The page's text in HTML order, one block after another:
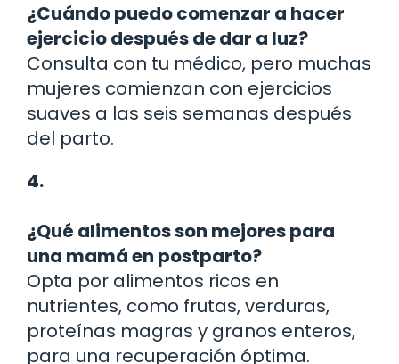
¿Cuándo puedo comenzar a hacer
ejercicio después de dar a luz?
Consulta con tu médico, pero muchas
mujeres comienzan con ejercicios
suaves a las seis semanas después
del parto.
4.
¿Qué alimentos son mejores para
una mamá en postparto?
Opta por alimentos ricos en
nutrientes, como frutas, verduras,
proteínas magras y granos enteros,
para una recuperación óptima.